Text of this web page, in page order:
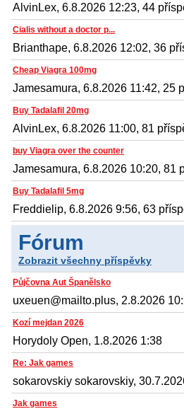
AlvinLex, 6.8.2026 12:23, 44
Cialis without a doctor p...
Brianthape, 6.8.2026 12:02, 36
Cheap Viagra 100mg
Jamesamura, 6.8.2026 11:42, 25
Buy Tadalafil 20mg
AlvinLex, 6.8.2026 11:00, 81
buy Viagra over the counter
Jamesamura, 6.8.2026 10:20, 81
Buy Tadalafil 5mg
Freddielip, 6.8.2026 9:56, 63
Fórum
Zobrazit všechny příspěvky
Půjčovna Aut Španělsko
uxeuen@mailto.plus, 2.8.2026
Kozí mejdan 2026
Horydoly Open, 1.8.2026 1:38
Re: Jak games
sokarovskiy sokarovskiy,
Jak games